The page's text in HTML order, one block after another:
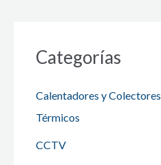
Categorías
Calentadores y Colectores
Térmicos
CCTV